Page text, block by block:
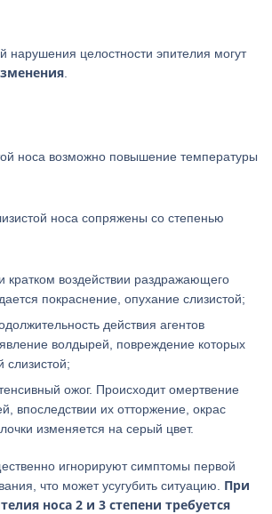
нарушения целостности эпителия могут
носа возможно повышение температуры
носа сопряжены со степенью
кратком воздействии раздражающего
покраснение, опухание слизистой;
действия агентов
волдырей, повреждение которых
слизистой;
ожог. Происходит омертвение
впоследствии их отторжение, окрас
изменяется на серый цвет.
игнорируют симптомы первой
что может усугубить ситуацию. При
носа 2 и 3 степени требуется